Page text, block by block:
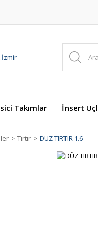
Takımlar İnsert
Tırtır DÜZ TIRTIR 1.6